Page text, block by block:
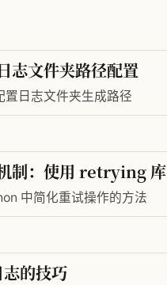
志文件夹路径配置
日志文件夹生成路径
制：使用 retrying 库
中简化重试操作的方法
的技巧